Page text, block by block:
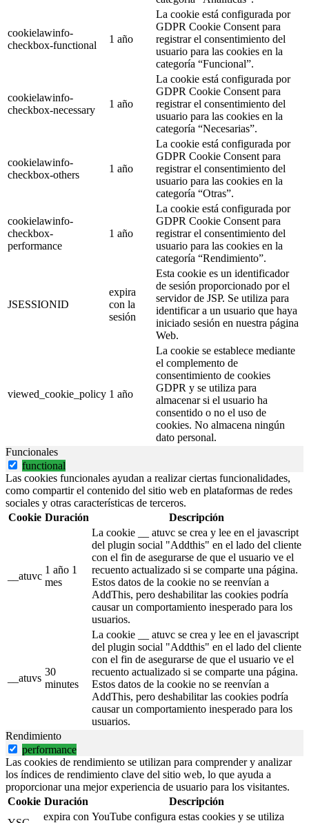
cookielawinfo-
checkbox-functional
1 año
La cookie está configurada por
GDPR Cookie Consent para
registrar el consentimiento del
usuario para las cookies en la
categoría “Funcional”.
cookielawinfo-
checkbox-necessary
1 año
La cookie está configurada por
GDPR Cookie Consent para
registrar el consentimiento del
usuario para las cookies en la
categoría “Necesarias”.
cookielawinfo-
checkbox-others
1 año
La cookie está configurada por
GDPR Cookie Consent para
registrar el consentimiento del
usuario para las cookies en la
categoría “Otras”.
cookielawinfo-
checkbox-
performance
1 año
La cookie está configurada por
GDPR Cookie Consent para
registrar el consentimiento del
usuario para las cookies en la
categoría “Rendimiento”.
JSESSIONID
expira
con la
sesión
Esta cookie es un identificador
de sesión proporcionado por el
servidor de JSP. Se utiliza para
identificar a un usuario que haya
iniciado sesión en nuestra página
Web.
viewed_cookie_policy 1 año
La cookie se establece mediante
el complemento de
consentimiento de cookies
GDPR y se utiliza para
almacenar si el usuario ha
consentido o no el uso de
cookies. No almacena ningún
dato personal.
Funcionales
functional
Las cookies funcionales ayudan a realizar ciertas funcionalidades,
como compartir el contenido del sitio web en plataformas de redes
sociales y otras características de terceros.
Cookie Duración Descripción
__atuvc
1 año 1
mes
La cookie __ atuvc se crea y lee en el javascript
del plugin social "Addthis" en el lado del cliente
con el fin de asegurarse de que el usuario ve el
recuento actualizado si se comparte una página.
Estos datos de la cookie no se reenvían a
AddThis, pero deshabilitar las cookies podría
causar un comportamiento inesperado para los
usuarios.
__atuvs
30
minutes
La cookie __ atuvc se crea y lee en el javascript
del plugin social "Addthis" en el lado del cliente
con el fin de asegurarse de que el usuario ve el
recuento actualizado si se comparte una página.
Estos datos de la cookie no se reenvían a
AddThis, pero deshabilitar las cookies podría
causar un comportamiento inesperado para los
usuarios.
Rendimiento
performance
Las cookies de rendimiento se utilizan para comprender y analizar
los índices de rendimiento clave del sitio web, lo que ayuda a
proporcionar una mejor experiencia de usuario para los visitantes.
Cookie Duración
Descripción
expira con YouTube configura estas cookies y se utiliza